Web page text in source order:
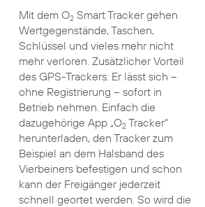
Mit dem O2Smart Tracker gehen
Wertgegenstände, Taschen,
Schlüssel und vieles mehr nicht
mehr verloren. Zusätzlicher Vorteil
des GPS-Trackers: Er lässt sich –
ohne Registrierung – sofort in
Betrieb nehmen. Einfach die
dazugehörige App „O2Tracker“
herunterladen, den Tracker zum
Beispiel an dem Halsband des
Vierbeiners befestigen und schon
kann der Freigänger jederzeit
schnell geortet werden. So wird die